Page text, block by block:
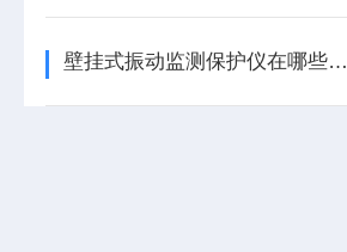
壁挂式振动监测保护仪在哪些领域有广泛应用？